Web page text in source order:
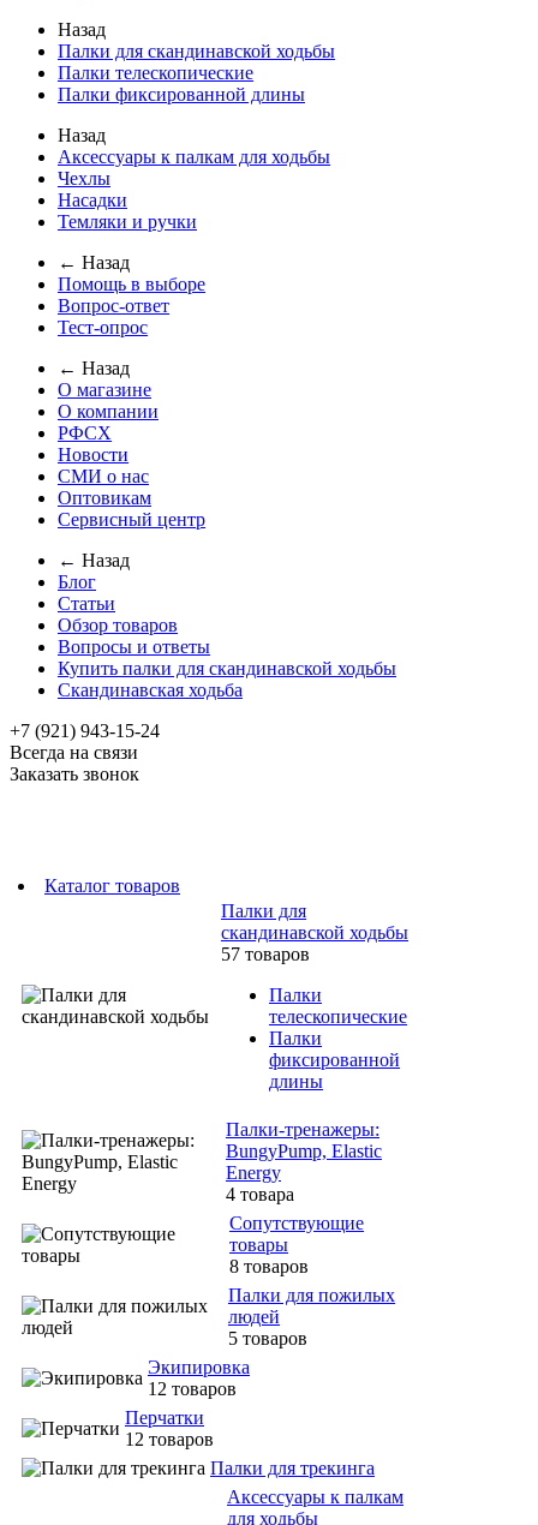
Назад
Палки для скандинавской ходьбы
Палки телескопические
Палки фиксированной длины
Назад
Аксессуары к палкам для ходьбы
Чехлы
Насадки
Темляки и ручки
← Назад
Помощь в выборе
Вопрос-ответ
Тест-опрос
← Назад
О магазине
О компании
РФСХ
Новости
СМИ о нас
Оптовикам
Сервисный центр
← Назад
Блог
Статьи
Обзор товаров
Вопросы и ответы
Купить палки для скандинавской ходьбы
Скандинавская ходьба
+7 (921) 943-15-24
Всегда на связи
Заказать звонок
Каталог товаров
Палки для
скандинавской ходьбы
57 товаров
Палки
телескопические
Палки
фиксированной
длины
Палки-тренажеры:
BungyPump, Elastic
Energy
4 товара
Сопутствующие
товары
8 товаров
Палки для пожилых
людей
5 товаров
Экипировка
12 товаров
Перчатки
12 товаров
Палки для трекинга
Аксессуары к палкам
для ходьбы